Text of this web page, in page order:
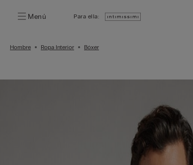
Menú Para ella:
Hombre Ropa Interior Bóxer